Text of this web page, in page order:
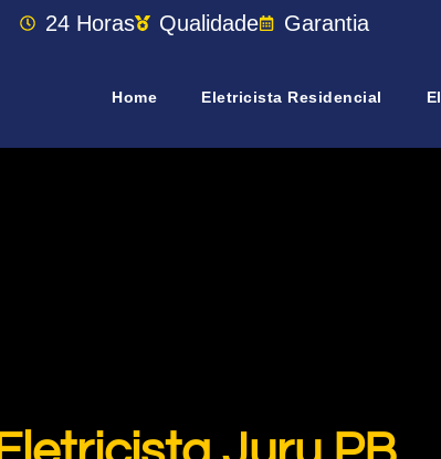
24 Horas Qualidade Garantia
Home Eletricista Residencial